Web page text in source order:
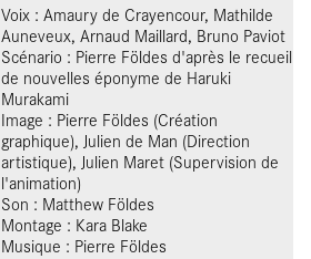
Voix : Amaury de Crayencour, Mathilde
Auneveux, Arnaud Maillard, Bruno Paviot
Scénario : Pierre Földes d'après le recueil
de nouvelles éponyme de Haruki
Murakami
Image : Pierre Földes (Création
graphique), Julien de Man (Direction
artistique), Julien Maret (Supervision de
l'animation)
Son : Matthew Földes
Montage : Kara Blake
Musique : Pierre Földes